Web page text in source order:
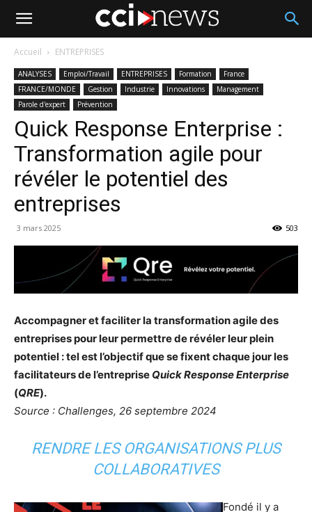
Accueil ENTREPRISES
ANALYSES Emploi/Travail ENTREPRISES Formation
France
FRANCE/MONDE
Gestion Industrie Innovations
Management
Parole d'expert
Prévention
Quick Response Enterprise :
Transformation agile pour
révéler le potentiel des
entreprises
3 mars 2025 503
Accompagner et faciliter la transformation agile des
entreprises pour leur permettre de révéler leur plein
potentiel : tel est l’objectif que se fixent chaque jour les
facilitateurs de l’entreprise Quick Response Enterprise
(QRE).
Source : Challenges, 26 septembre 2024
RENDRE LES ORGANISATIONS PLUS
COLLABORATIVES
Fondé il y a